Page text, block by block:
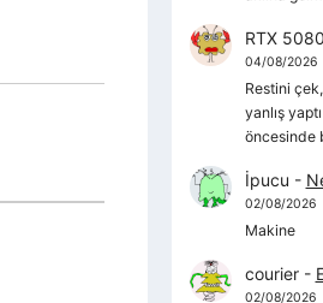
RTX 5080
04/08/2026
Restini
yanlış
öncesinde
İpucu -
02/08/2026
Makine
courier-
02/08/2026